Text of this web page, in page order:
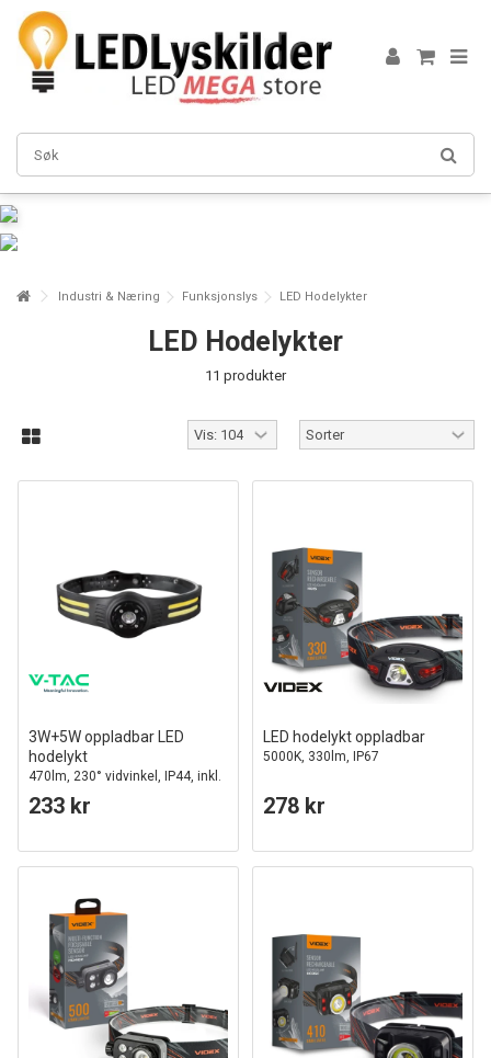
Industri & Næring Funksjonslys LED Hodelykter
LED Hodelykter
11 produkter
3W+5W oppladbar LED
hodelykt
470lm, 230° vidvinkel, IP44, inkl.
batteri
233 kr
LED hodelykt oppladbar
5000K, 330lm, IP67
278 kr